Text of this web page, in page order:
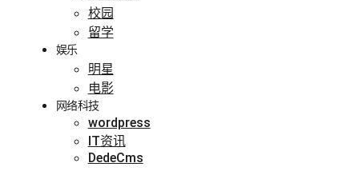
校园
留学
娱乐
明星
电影
网络科技
wordpress
IT资讯
DedeCms